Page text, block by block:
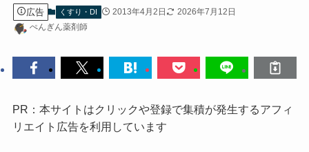
広告 くすり・DI 2013年4月2日
2026年7月12日
ぺんぎん薬剤師
PR：本サイトはクリックや登録で集積が発生するアフィ
リエイト広告を利用しています